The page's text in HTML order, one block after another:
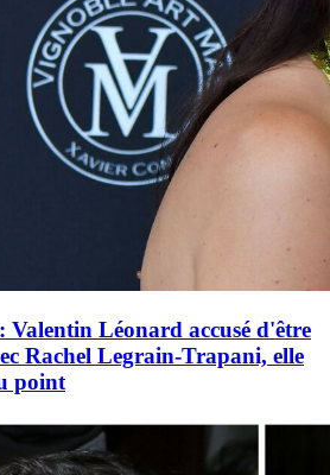
Valentin Léonard accusé d'être
Rachel Legrain-Trapani, elle
point